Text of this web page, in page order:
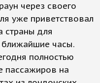
через своего
уже приветствовал
страны для
ближайшие часы.
полностью
пассажиров на